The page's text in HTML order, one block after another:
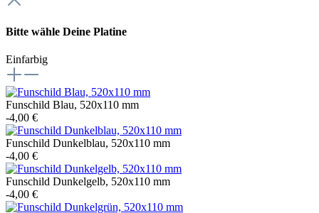
Bitte wähle Deine Platine
Einfarbig
Funschild Blau, 520x110 mm
-4,00 €
Funschild Dunkelblau, 520x110 mm
-4,00 €
Funschild Dunkelgelb, 520x110 mm
-4,00 €